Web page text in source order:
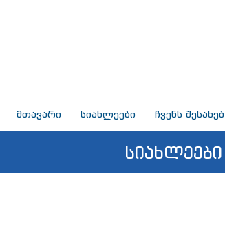
მთავარი სიახლეები ჩვენს შესახებ
სიახლეები